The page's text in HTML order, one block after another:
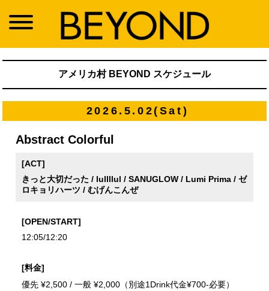
アメリカ村 BEYOND スケジュール
2026.5.02(Sat)
Abstract Colorful
[ACT]
きっと大切だった / lullllul / SANUGLOW / Lumi Prima / ゼ
ロキョリハーツ / むげんこんぜ
[OPEN/START]
12:05/12:20
[料金]
優先 ¥2,500 / 一般 ¥2,000（別途1Drink代金¥700-必要）